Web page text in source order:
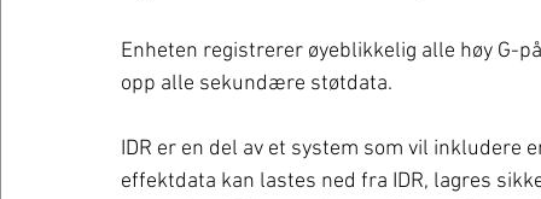
Enheten registrerer øyeblikkelig alle høy G-
opp alle sekundære støtdata.
IDR er en del av et system som vil
effektdata kan lastes ned fra IDR, lagres